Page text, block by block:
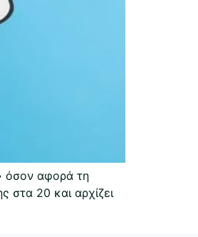
όσον αφορά τη
στα 20 και αρχίζει